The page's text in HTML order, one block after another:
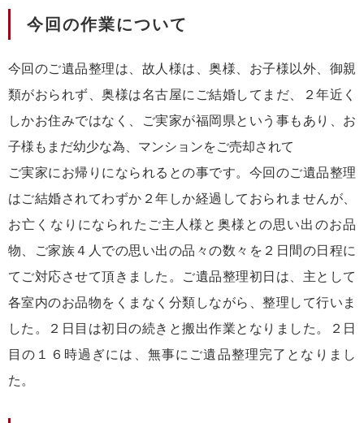
今回の作業について
今回のご遺品整理は、故人様は、奥様、お子様以外、御親
類がおられず、奥様は名古屋にご結婚してまだ、２年近く
しかお住みではなく、ご実家が福岡県という事もあり、お
子様もまだ幼少な為、マンションをご売却されて
ご実家にお帰りになられるとの事です。今回のご遺品整理
はご結婚されてわずか２年しか経過しておられませんが、
お亡くなりになられたご主人様と奥様との思い出のお品
物、ご家族４人での思い出の品々の数々を２日間の日程に
てご対応させて頂きました。ご遺品整理初日は、主として
各室内のお品物をくまなく分類しながら、整理して行いま
した。２日目は初日の続きと搬出作業となりました。２日
目の１６時過ぎには、無事にご遺品整理完了となりまし
た。